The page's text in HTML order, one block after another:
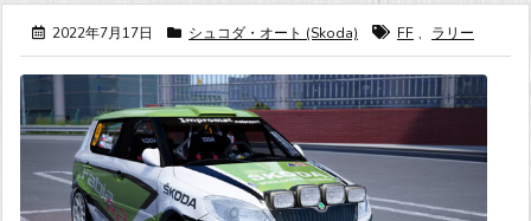
2022年7月17日 シュコダ・オート (Skoda) FF , ラリー